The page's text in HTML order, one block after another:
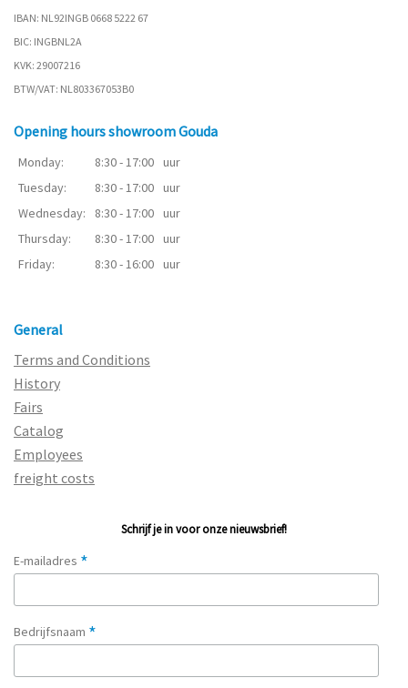
IBAN: NL92INGB 0668 5222 67
BIC: INGBNL2A
KVK: 29007216
BTW/VAT: NL803367053B0
Opening hours showroom Gouda
Monday: 8:30 - 17:00 uur
Tuesday:
8:30 - 17:00 uur
Wednesday:
8:30 - 17:00 uur
Thursday:
8:30 - 17:00 uur
Friday:
8:30 - 16:00 uur
General
Terms and Conditions
History
Fairs
Catalog
Employees
freight costs
Schrijf je in voor onze nieuwsbrief!
E-mailadres *
Bedrijfsnaam *